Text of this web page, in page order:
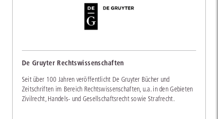
De Gruyter Rechtswissenschaften
Seit über 100 Jahren veröffentlicht De Gruyter Bücher und
Zeitschriften im Bereich Rechtswissenschaften, u.a. in den Gebieten
Zivilrecht, Handels- und Gesellschaftsrecht sowie Strafrecht.